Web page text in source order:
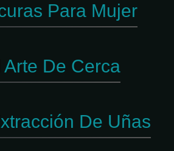
Para Mujer
De Cerca
De Uñas